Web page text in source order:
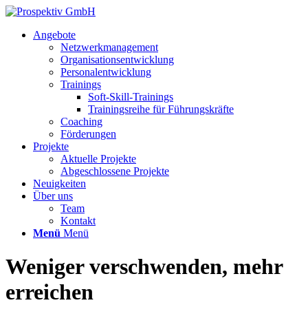
Angebote
Netzwerkmanagement
Organisationsentwicklung
Personalentwicklung
Trainings
Soft-Skill-Trainings
Trainingsreihe für Führungskräfte
Coaching
Förderungen
Projekte
Aktuelle Projekte
Abgeschlossene Projekte
Neuigkeiten
Über uns
Team
Kontakt
Menü Menü
Weniger verschwenden, mehr
erreichen